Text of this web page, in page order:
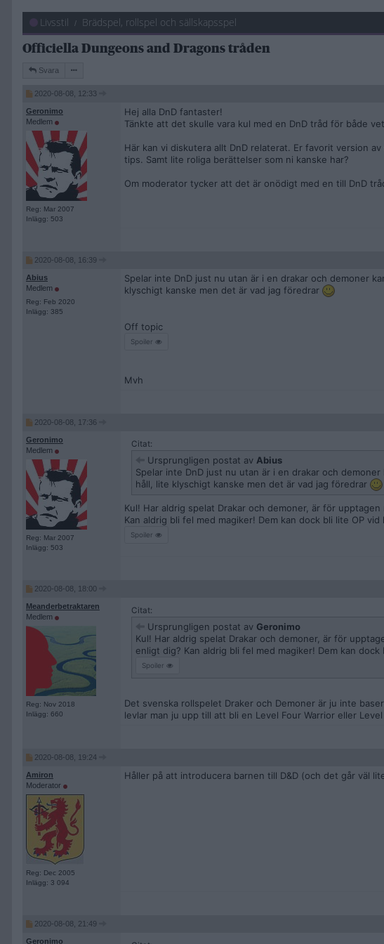
Livsstil Brädspel, rollspel och sällskapsspel
Officiella Dungeons and Dragons tråden
Svara
2020-08-08, 12:33
Geronimo
Medlem
Reg: Mar 2007
Inlägg: 503
Hej alla DnD fantaster!
Tänkte att det skulle vara kul med en DnD tråd för både
Här kan vi diskutera allt DnD relaterat. Er favorit version
tips. Samt lite roliga berättelser som ni kanske har?
Om moderator tycker att det är onödigt med en till DnD
2020-08-08, 16:39
Abius
Medlem
Reg: Feb 2020
Inlägg: 385
Spelar inte DnD just nu utan är i en drakar och demoner
klyschigt kanske men det är vad jag föredrar
Off topic
Spoiler
Mvh
2020-08-08, 17:36
Geronimo
Medlem
Reg: Mar 2007
Inlägg: 503
Citat:
Ursprungligen postat av Abius
Spelar inte DnD just nu utan är i en drakar och
håll, lite klyschigt kanske men det är vad jag föredrar
Kul! Har aldrig spelat Drakar och demoner, är för
Kan aldrig bli fel med magiker! Dem kan dock bli lite OP vid
Spoiler
2020-08-08, 18:00
Meanderbetraktaren
Medlem
Reg: Nov 2018
Inlägg: 660
Citat:
Ursprungligen postat av Geronimo
Kul! Har aldrig spelat Drakar och demoner, är för
enligt dig? Kan aldrig bli fel med magiker! Dem kan dock
Spoiler
Det svenska rollspelet Draker och Demoner är ju inte
levlar man ju upp till att bli en Level Four Warrior eller
2020-08-08, 19:24
Amiron
Moderator
Reg: Dec 2005
Inlägg: 3 094
Håller på att introducera barnen till D&D (och det går väl
2020-08-08, 21:49
Geronimo